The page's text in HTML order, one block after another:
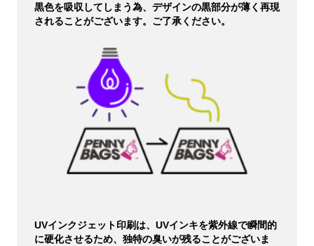
黒色を吸収してしまう為、デザインの黒部分が薄く再現
されることがございます。ご了承ください。
UVインクジェット印刷は、UVインキを紫外線で瞬間的
に硬化させるため、独特の臭いが残ることがございま